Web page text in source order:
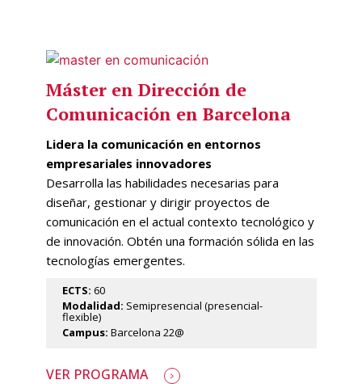
Máster en Dirección de
Comunicación en Barcelona
Lidera la comunicación en entornos
empresariales innovadores
Desarrolla las habilidades necesarias para
diseñar, gestionar y dirigir proyectos de
comunicación en el actual contexto tecnológico y
de innovación. Obtén una formación sólida en las
tecnologías emergentes.
ECTS: 60
Modalidad: Semipresencial (presencial-
flexible)
Campus: Barcelona 22@
VER PROGRAMA